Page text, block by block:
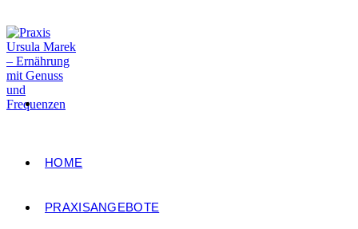
Inhalt
springen
HOME
PRAXISANGEBOTE